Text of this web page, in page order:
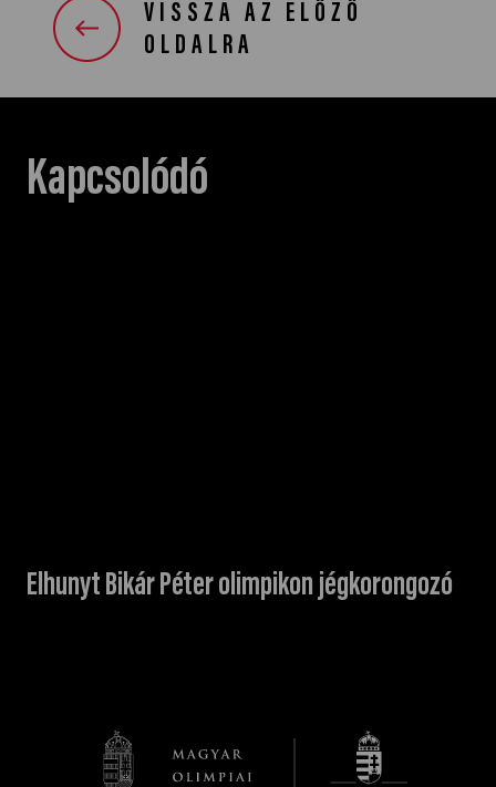
VISSZA AZ ELŐZŐ
OLDALRA
Kapcsolódó
Elhunyt Bikár Péter olimpikon jégkorongozó